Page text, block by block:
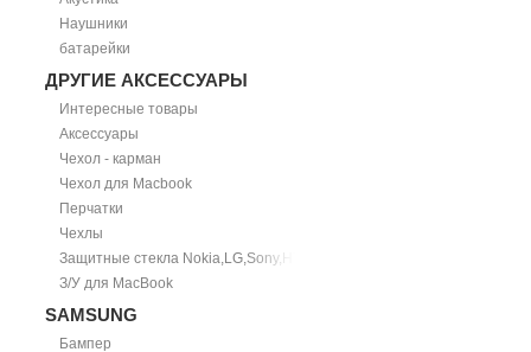
Наушники
батарейки
ДРУГИЕ АКСЕССУАРЫ
Интересные товары
Аксессуары
Чехол - карман
Чехол для Macbook
Перчатки
Чехлы
Защитные стекла Nokia,LG,Sony,HTC
З/У для MacBook
SAMSUNG
Бампер